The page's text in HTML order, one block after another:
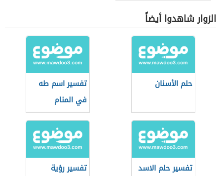
الزوار شاهدوا أيضاً
حلم الأسنان
تفسير اسم طه
في المنام
تفسير حلم الاسد
تفسير رؤية